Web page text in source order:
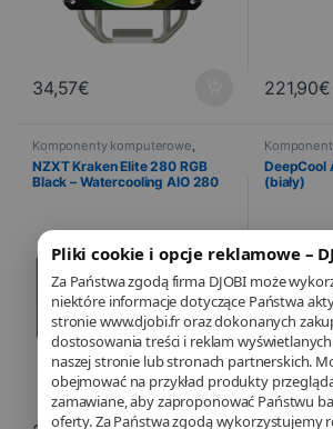
Pliki cookie i opcje reklamowe –
Za Państwa zgodą firma DJOBI może
niektóre informacje dotyczące Państwa
stronie www.djobi.fr oraz dokonanych
dostosowania treści i reklam
naszej stronie lub stronach partnerskich.
obejmować na przykład produkty
zamawiane, aby zaproponować Państwu
oferty. Za Państwa zgodą wykorzystujemy
34,57€ 221,90€
Komponenty komputerowe,
Informatyka , Chłodzenie
NZXT Kraken Elite 280 RGB
Black – Watercooling AIO 280
Informatyka
DeepCool
(biały)